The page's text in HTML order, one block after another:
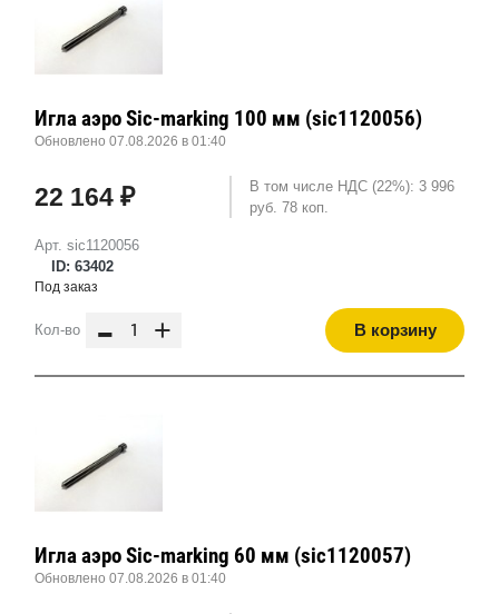
Арт. sic1120056
ID: 63402
Игла аэро Sic-marking 100 мм (sic1120056)
Обновлено 07.08.2026 в 01:40
22 164 ₽
В том числе НДС (22%): 3 996
руб. 78 коп.
Под заказ
Кол-во - + В корзину
Игла аэро Sic-marking 60 мм (sic1120057)
Обновлено 07.08.2026 в 01:40